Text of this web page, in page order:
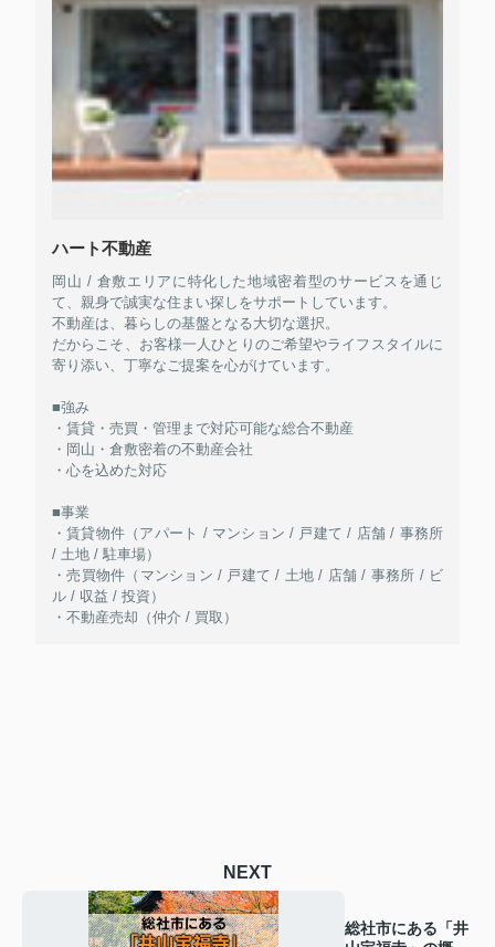
ハート不動産
岡山 / 倉敷エリアに特化した地域密着型のサービスを通じ
て、親身で誠実な住まい探しをサポートしています。
不動産は、暮らしの基盤となる大切な選択。
だからこそ、お客様一人ひとりのご希望やライフスタイルに
寄り添い、丁寧なご提案を心がけています。
■強み
・賃貸・売買・管理まで対応可能な総合不動産
・岡山・倉敷密着の不動産会社
・心を込めた対応
■事業
・賃貸物件（アパート / マンション / 戸建て / 店舗 / 事務所
/ 土地 / 駐車場）
・売買物件（マンション / 戸建て / 土地 / 店舗 / 事務所 / ビ
ル / 収益 / 投資）
・不動産売却（仲介 / 買取）
NEXT
総社市にある「井